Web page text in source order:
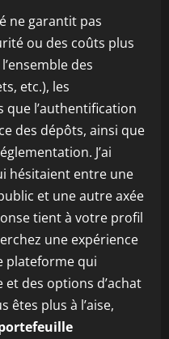
ne garantit pas
ou des coûts plus
des
etc.), les
que l’authentification
des dépôts, ainsi que
J’ai
hésitaient entre une
et une autre axée
tient à votre profil
une expérience
plateforme qui
des options d’achat
plus à l’aise,